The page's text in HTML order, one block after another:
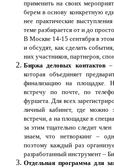
применить на своих
берем в основу конкретную
нее практические
теме разбирается от и до
В Москве 14-15 сентября в
и обсудят, как сделать
них участников, партнеров,
Биржа деловых контактов–
которая объединяет
финализацию на площадке.
встречу по почте, по
фуршета. Для всех
личный кабинет, где можно
встречи, а на площадке в
за этим тщательно следит
знаем, что нетворкинг –
поэтому каждый раз
разработанный инструмент –
Отдельная программа для